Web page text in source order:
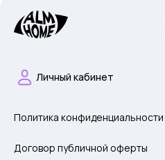
Личный кабинет
Политика конфиденциальности
Договор публичной оферты